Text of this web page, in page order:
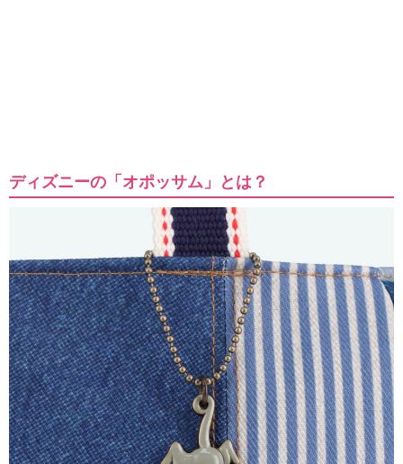
ディズニーの「オポッサム」とは？